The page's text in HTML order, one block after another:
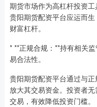
期货市场作为高杠杆投资工
贵阳期货配资平台应运而
财富杠杆。
* **正规合规：**持有相关
易合法性。
贵阳期货配资平台通过与
放大其交易资金。投资者
交易，有效降低投资门槛。